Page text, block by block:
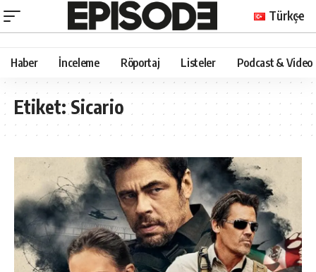
Türkçe
Haber İnceleme Röportaj Listeler Podcast & Video
Etiket:Sicario